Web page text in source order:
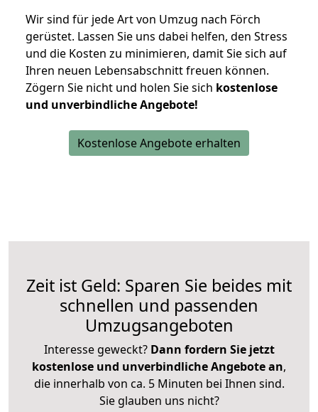
Wir sind für jede Art von Umzug nach Förch
gerüstet. Lassen Sie uns dabei helfen, den Stress
und die Kosten zu minimieren, damit Sie sich auf
Ihren neuen Lebensabschnitt freuen können.
Zögern Sie nicht und holen Sie sich kostenlose
und unverbindliche Angebote!
Kostenlose Angebote erhalten
Zeit ist Geld: Sparen Sie beides mit
schnellen und passenden
Umzugsangeboten
Interesse geweckt? Dann fordern Sie jetzt
kostenlose und unverbindliche Angebote an,
die innerhalb von ca. 5 Minuten bei Ihnen sind.
Sie glauben uns nicht?